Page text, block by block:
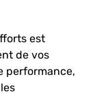
est
de vos
performance,